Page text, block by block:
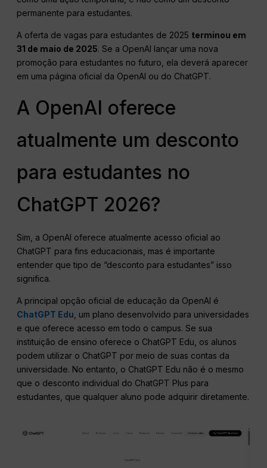
permanente para estudantes.
A oferta de vagas para estudantes de 2025 terminou em
31 de maio de 2025. Se a OpenAI lançar uma nova
promoção para estudantes no futuro, ela deverá aparecer
em uma página oficial da OpenAI ou do ChatGPT.
A OpenAI oferece
atualmente um desconto
para estudantes no
ChatGPT 2026?
Sim, a OpenAI oferece atualmente acesso oficial ao
ChatGPT para fins educacionais, mas é importante
entender que tipo de “desconto para estudantes” isso
significa.
A principal opção oficial de educação da OpenAI é
ChatGPT Edu , um plano desenvolvido para universidades
e que oferece acesso em todo o campus. Se sua
instituição de ensino oferece o ChatGPT Edu, os alunos
podem utilizar o ChatGPT por meio de suas contas da
universidade. No entanto, o ChatGPT Edu não é o mesmo
que o desconto individual do ChatGPT Plus para
estudantes, que qualquer aluno pode adquirir diretamente.